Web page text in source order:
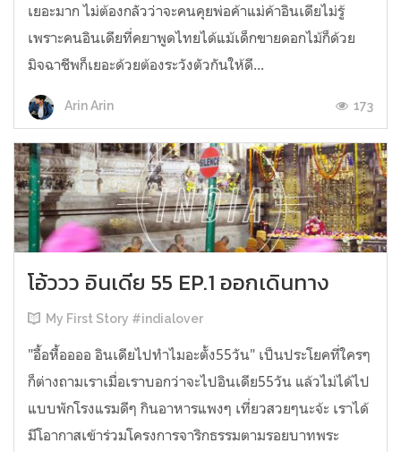
เยอะมาก ไม่ต้องกลัวว่าจะคนคุยพ่อค้าแม่ค้าอินเดียไม่รู้
เพราะคนอินเดียที่คยาพูดไทยได้แม้เด็กขายดอกไม้ก็ด้วย
มิจฉาชีพก็เยอะด้วยต้องระวังตัวกันให้ดี...
Arin Arin 173
โอ้ววว อินเดีย 55 EP.1 ออกเดินทาง
My First Story #indialover
"อื้อหื้ออออ อินเดียไปทำไมอะตั้ง55วัน" เป็นประโยคที่ใครๆ
ก็ต่างถามเราเมื่อเราบอกว่าจะไปอินเดีย55วัน แล้วไม่ได้ไป
แบบพักโรงแรมดีๆ กินอาหารแพงๆ เที่ยวสวยๆนะจ้ะ เราได้
มีโอากาสเข้าร่วมโครงการจาริกธรรมตามรอยบาทพระ